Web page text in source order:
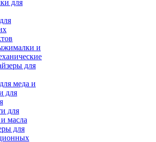
для
и
для
меда и
для
для
масла
для